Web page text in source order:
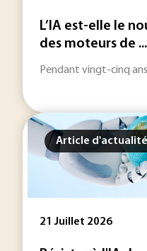
L’IA est-elle le
des moteurs de ...
Pendant vingt-cinq
Article d'actualité
21 Juillet 2026